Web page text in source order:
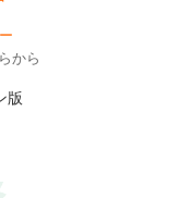
から
版